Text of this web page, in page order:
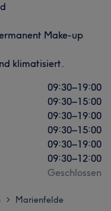
Make-up
klimatisiert.
09:30–19:00
09:30–15:00
09:30–19:00
09:30–15:00
09:30–19:00
09:30–12:00
Geschlossen
> Marienfelde